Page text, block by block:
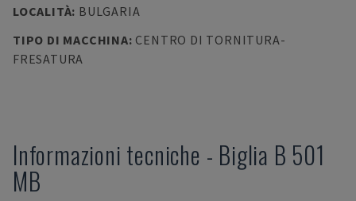
LOCALITÀ: BULGARIA
TIPO DI MACCHINA: CENTRO DI TORNITURA-
FRESATURA
Informazioni tecniche - Biglia B 501
MB